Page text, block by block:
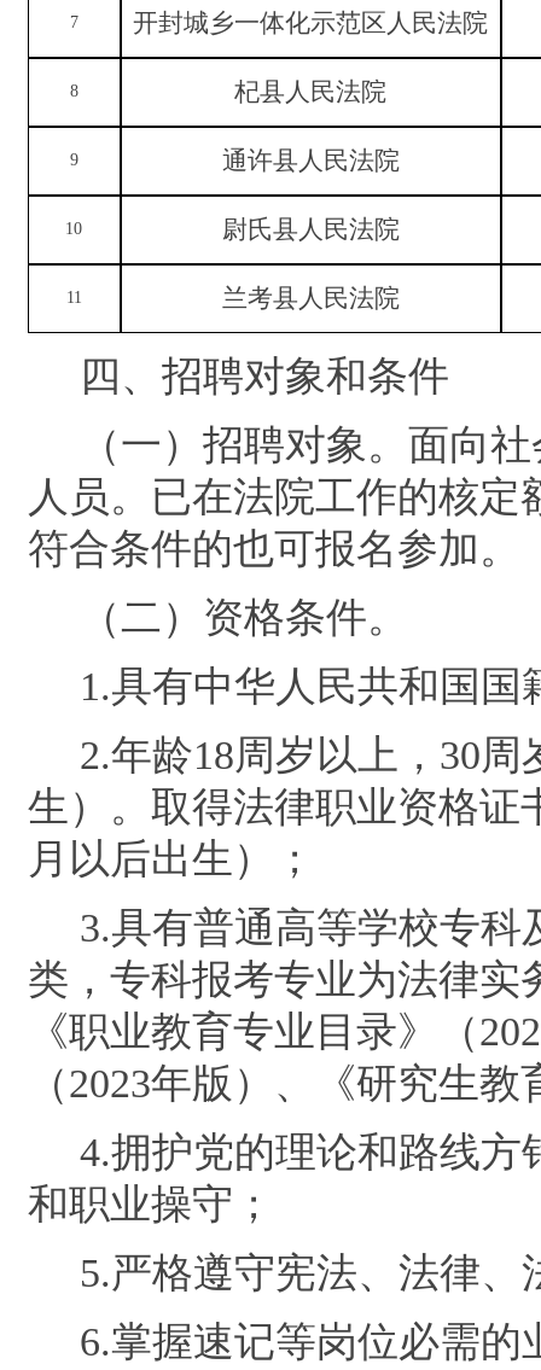
7 开封城乡一体化示范区人民法院
8 杞县人民法院
9 通许县人民法院
10 尉氏县人民法院
11 兰考县人民法院
四、 招聘对象和条件
（一）招聘对象。 面向
人员。已在法院工作的核
符合条件的也可报名参加。
（二）资格条件。
1.具有中华人民共和国国
2.年龄18周岁以上， 30周
生）。取得法律职业资格证
月以后出生）
；
3.具有普通高等学校专科
类，专科报考专业为法律
《职业教育专业目录》（
（2023年版）、《研究生教
4.拥护党的理论和路线方
和职业操守；
5.严格遵守宪法、法律
6.掌握速记等岗位必需的